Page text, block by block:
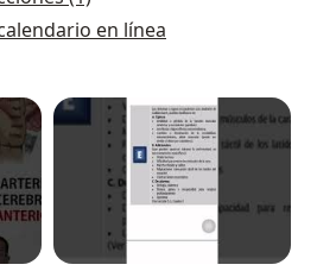
en línea